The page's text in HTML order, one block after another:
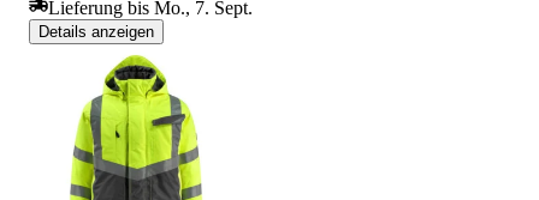
Lieferung bis Mo., 7. Sept.
Details anzeigen